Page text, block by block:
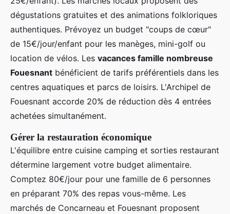
dégustations gratuites et des animations folkloriques
authentiques. Prévoyez un budget "coups de cœur"
de 15€/jour/enfant pour les manèges, mini-golf ou
location de vélos. Les vacances famille nombreuse
Fouesnant bénéficient de tarifs préférentiels dans les
centres aquatiques et parcs de loisirs. L'Archipel de
Fouesnant accorde 20% de réduction dès 4 entrées
achetées simultanément.
Gérer la restauration économique
L'équilibre entre cuisine camping et sorties restaurant
détermine largement votre budget alimentaire.
Comptez 80€/jour pour une famille de 6 personnes
en préparant 70% des repas vous-même. Les
marchés de Concarneau et Fouesnant proposent